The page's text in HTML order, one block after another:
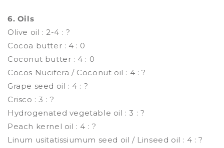
6. Oils
Olive oil : 2-4 : ?
Cocoa butter : 4 : 0
Coconut butter : 4 : 0
Cocos Nucifera / Coconut oil : 4 : ?
Grape seed oil : 4 : ?
Crisco : 3 : ?
Hydrogenated vegetable oil : 3 : ?
Peach kernel oil : 4 : ?
Linum usitatissiumum seed oil / Linseed oil : 4 : ?